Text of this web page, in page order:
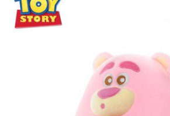
ตัวต่อและ LEGO
กิจกรรมและงานคราฟท์
ตุ๊กตาและของสะสม
Star Wars
Blokees บล็อคคีส์
5~7 ปี